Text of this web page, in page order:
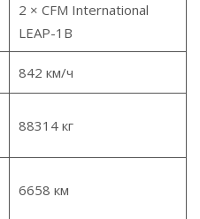
2 × CFM International
LEAP-1B
842 км/ч
88314 кг
6658 км